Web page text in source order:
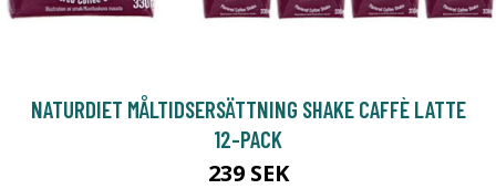
NATURDIET MÅLTIDSERSÄTTNING SHAKE CAFFÈ LATTE
12-PACK
239 SEK